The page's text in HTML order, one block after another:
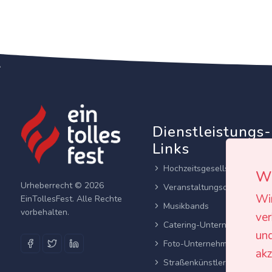
Urheberrecht © 2026
EinTollesFest. Alle Rechte
vorbehalten.
Dienstleistungs-
Links
Hochzeitsgesellschaften
Veranstaltungsortes
Musikbands
Catering-Unternehmen
Foto-Unternehmen
Straßenkünstler